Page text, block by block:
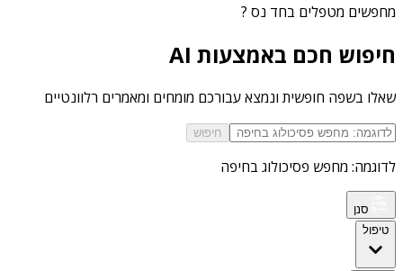
מחפשים מטפלים בחד נס ?
חיפוש חכם באמצעות AI
שאלו בשפה חופשית ונמצא עבורכם מומחים ומאמרים רלוונטיים
חיפוש
לדוגמה: מחפש פסיכולוג בחיפה
סנן
טיפול